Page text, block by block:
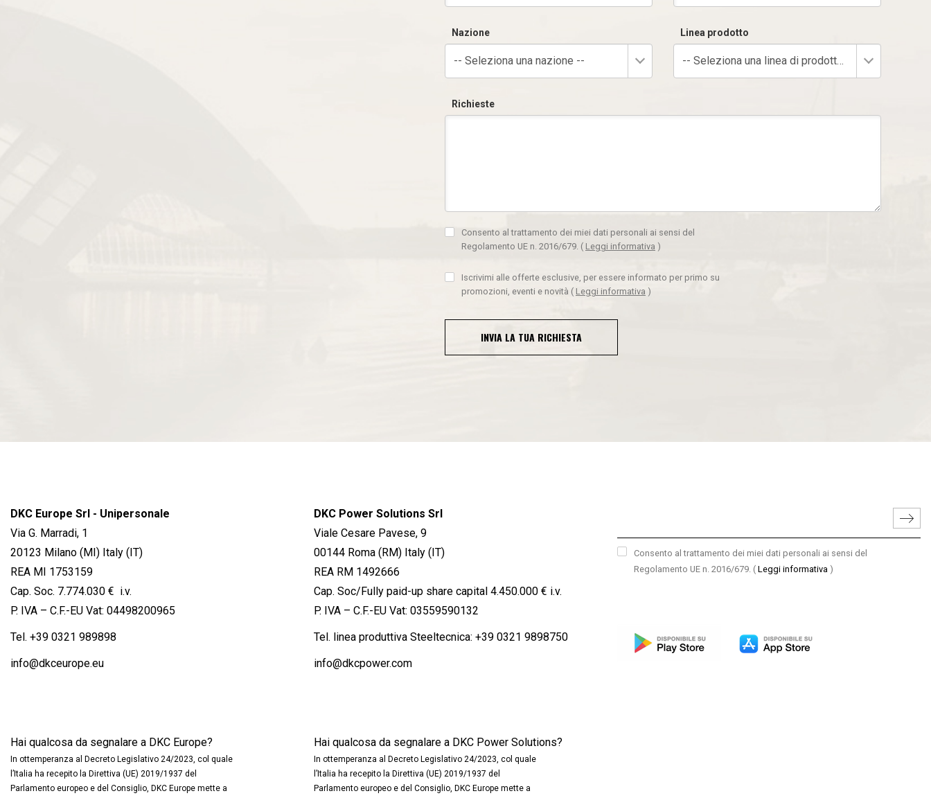
Nazione
-- Seleziona una nazione --
Linea prodotto
-- Seleziona una linea di prodotto --
Richieste
Consento al trattamento dei miei dati personali ai sensi del
Regolamento UE n. 2016/679. ( Leggi informativa )
Iscrivimi alle offerte esclusive, per essere informato per primo su
promozioni, eventi e novità ( Leggi informativa )
INVIA LA TUA RICHIESTA
DKC Europe Srl - Unipersonale
Via G. Marradi, 1
20123 Milano (MI) Italy (IT)
REA MI 1753159
Cap. Soc. 7.774.030 € i.v.
P. IVA – C.F.-EU Vat: 04498200965
Tel. +39 0321 989898
info@dkceurope.eu
Hai qualcosa da segnalare a DKC Europe?
In ottemperanza al Decreto Legislativo 24/2023, col quale
l’Italia ha recepito la Direttiva (UE) 2019/1937 del
Parlamento europeo e del Consiglio, DKC Europe mette a
DKC Power Solutions Srl
Viale Cesare Pavese, 9
00144 Roma (RM) Italy (IT)
REA RM 1492666
Cap. Soc/Fully paid-up share capital 4.450.000 € i.v.
P. IVA – C.F.-EU Vat: 03559590132
Tel. linea produttiva Steeltecnica: +39 0321 9898750
info@dkcpower.com
Hai qualcosa da segnalare a DKC Power Solutions?
In ottemperanza al Decreto Legislativo 24/2023, col quale
l’Italia ha recepito la Direttiva (UE) 2019/1937 del
Parlamento europeo e del Consiglio, DKC Europe mette a
Consento al trattamento dei miei dati personali ai sensi del
Regolamento UE n. 2016/679. ( Leggi informativa )